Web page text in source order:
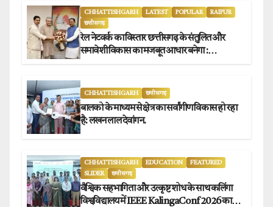
CHHATTISHGARH LATEST POPULAR
RAIPUR
छत्तीसगढ़
रेल नेटवर्क का विस्तार छत्तीसगढ़ के संतुलित और
समावेशी विकास का मजबूत आधार बनेगा :
CHHATTISHGARH छत्तीसगढ़
बालको के माध्यम से क्षेत्र का सर्वांगीण विकास हो रहा
है: लखन लाल देवांगन.
CHHATTISHGARH EDUCATION
FEATURED
SLIDER
छत्तीसगढ़
वैश्विक सहभागिता और उत्कृष्ट शोध के साथ कलिंगा
विश्वविद्यालय में IEEE KalingaConf 2026 का